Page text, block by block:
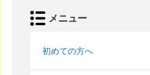
メニュー
初めての方へ